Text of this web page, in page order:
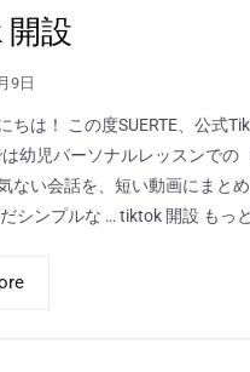
設
9日
ちは！ この度SUERTE、公式
幼児パーソナルレッスンでの
ない会話を、短い動画にまと
シンプルな … tiktok 開設 もっ